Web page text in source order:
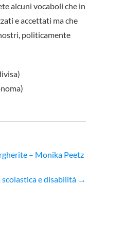
alcuni vocaboli che in
e accettati ma che
politicamente
– Monika Peetz
e disabilità →